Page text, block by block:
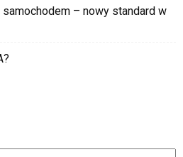
– nowy standard w